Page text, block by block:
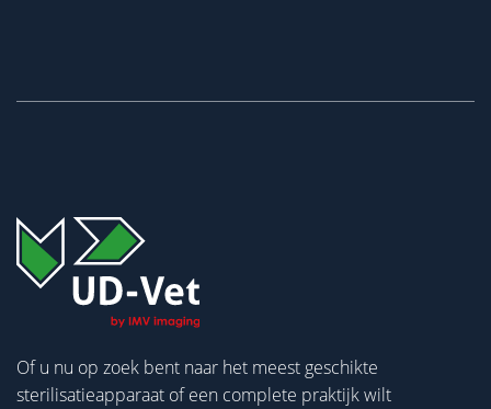
Of u nu op zoek bent naar het meest geschikte
sterilisatieapparaat of een complete praktijk wilt